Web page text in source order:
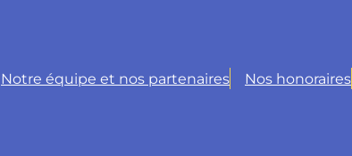
Notre équipe et nos partenaires Nos honoraires